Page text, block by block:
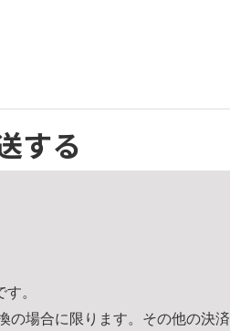
する
。
の場合に限ります。その他の決済